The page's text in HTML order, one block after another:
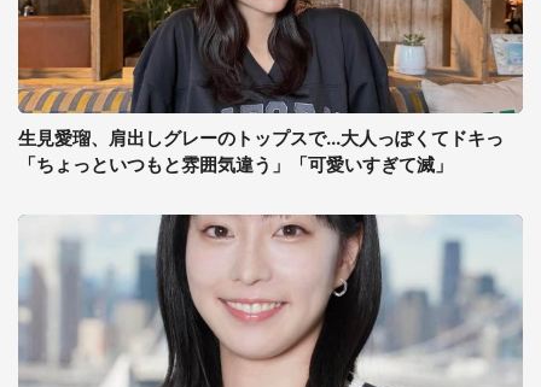
生見愛瑠、肩出しグレーのトップスで...大人っぽくてドキっ
「ちょっといつもと雰囲気違う」「可愛いすぎて滅」